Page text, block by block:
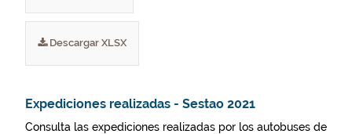
Descargar XLSX
Expediciones realizadas - Sestao 2021
Consulta las expediciones realizadas por los autobuses de